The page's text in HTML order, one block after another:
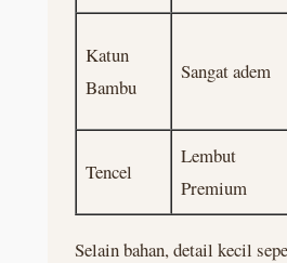
Katun
Bambu
Sangat adem
Tencel
Lembut
Premium
Selain bahan, detail kecil